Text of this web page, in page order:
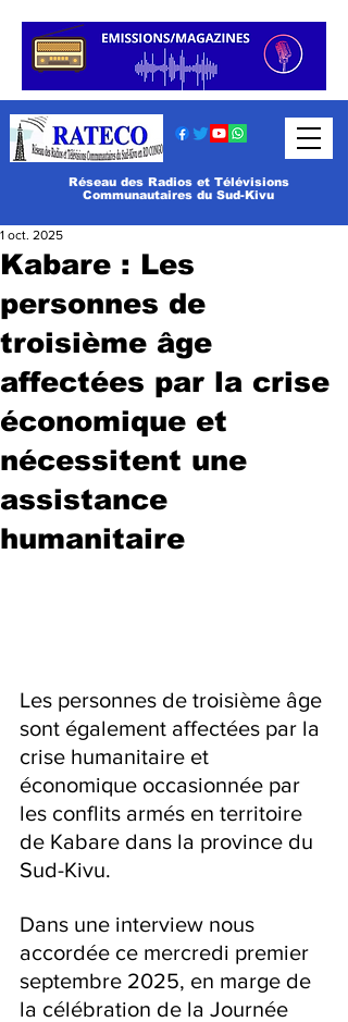
Réseau des Radios et Télévisions
Communautaires du Sud-Kivu
Kabare : Les
personnes de
troisième âge
affectées par la crise
économique et
nécessitent une
assistance
humanitaire
1 oct. 2025
Les personnes de troisième âge
sont également affectées par la
crise humanitaire et
économique occasionnée par
les conflits armés en territoire
de Kabare dans la province du
Sud-Kivu.
Dans une interview nous
accordée ce mercredi premier
septembre 2025, en marge de
la célébration de la Journée